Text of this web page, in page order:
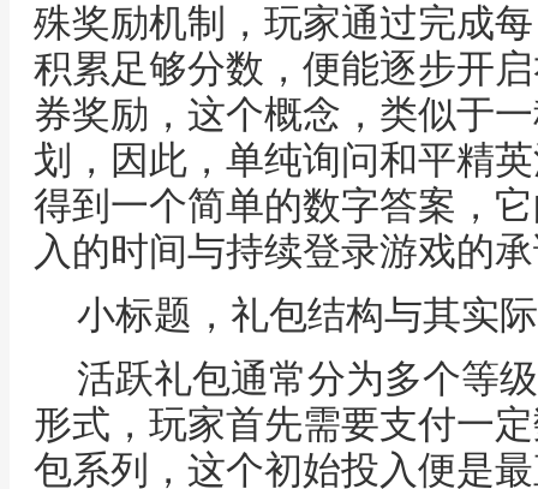
殊奖励机制，玩家通过完成
积累足够分数，便能逐步开
券奖励，这个概念，类似于
划，因此，单纯询问和平精
得到一个简单的数字答案，
入的时间与持续登录游戏的
小标题，礼包结构与其实
活跃礼包通常分为多个等
形式，玩家首先需要支付一
包系列，这个初始投入便是